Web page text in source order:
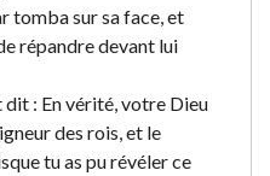
tomba sur sa face, et
répandre devant lui
: En vérité, votre Dieu
des rois, et le
tu as pu révéler ce